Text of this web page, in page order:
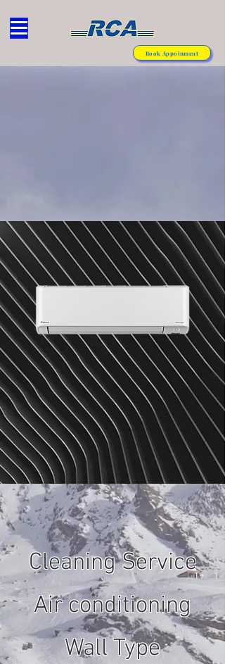
Book Appoinment
Cleaning Service
Air conditioning
Wall Type